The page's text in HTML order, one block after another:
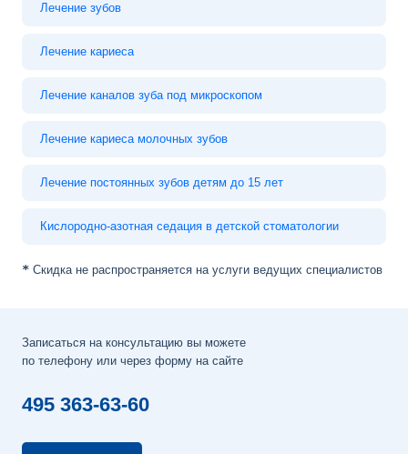
Лечение зубов
Лечение кариеса
Лечение каналов зуба под микроскопом
Лечение кариеса молочных зубов
Лечение постоянных зубов детям до 15 лет
Кислородно-азотная седация в детской стоматологии
* Скидка не распространяется на услуги ведущих специалистов
Записаться на консультацию вы можете
по телефону или через форму на сайте
495 363-63-60